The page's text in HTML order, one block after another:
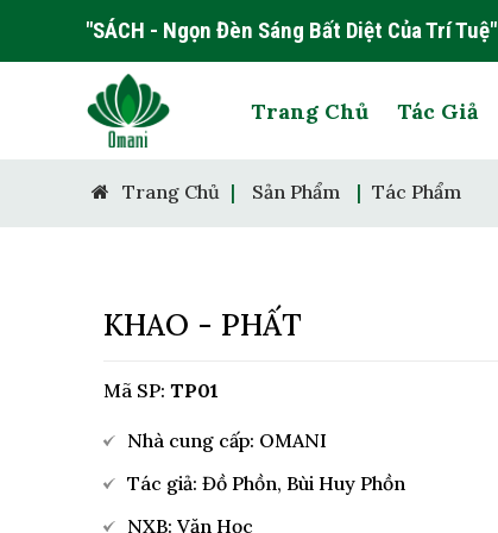
"SÁCH - Ngọn Đèn Sáng Bất Diệt Của Trí Tuệ"
Trang Chủ Tác Giả
Trang Chủ | Sản Phẩm | Tác Phẩm
KHAO - PHẤT
Mã SP: TP01
Nhà cung cấp: OMANI
Tác giả: Đồ Phồn, Bùi Huy Phồn
NXB: Văn Học